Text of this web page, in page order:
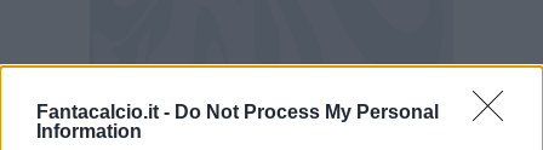
Fantacalcio.it - Do Not Process My Personal
Information